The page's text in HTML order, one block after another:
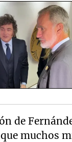
de
muchos